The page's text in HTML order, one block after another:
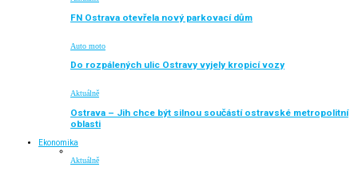
FN Ostrava otevřela nový parkovací dům
Auto moto
Do rozpálených ulic Ostravy vyjely kropicí vozy
Aktuálně
Ostrava – Jih chce být silnou součástí ostravské metropolitní
oblasti
Ekonomika
Aktuálně